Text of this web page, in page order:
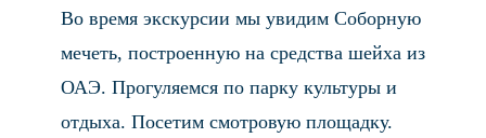
Во время экскурсии мы увидим Соборную
мечеть, построенную на средства шейха из
ОАЭ. Прогуляемся по парку культуры и
отдыха. Посетим смотровую площадку.